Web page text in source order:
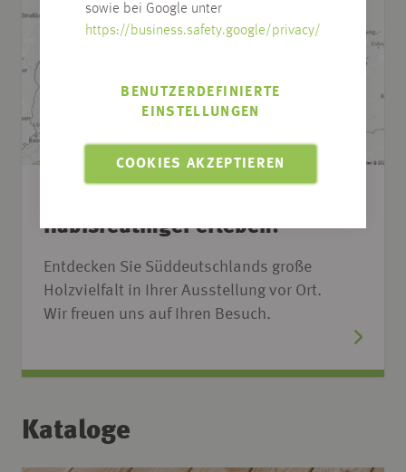
sowie bei Google unter
https://business.safety.google/privacy/
COOKIES AKZEPTIEREN
BENUTZERDEFINIERTE
EINSTELLUNGEN
Habisreutinger erleben!
Entdecken Sie Süddeutschlands große
Holzvielfalt in Ihrer Ausstellung vor Ort.
Wir freuen uns auf Ihren Besuch.
Kataloge